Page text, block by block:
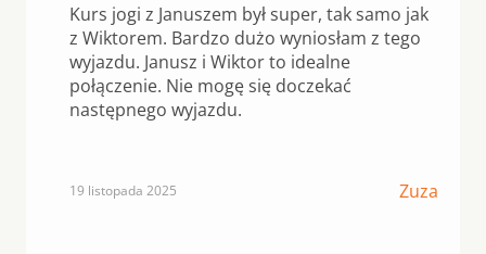
Kurs jogi z Januszem był super, tak samo jak
z Wiktorem. Bardzo dużo wyniosłam z tego
wyjazdu. Janusz i Wiktor to idealne
połączenie. Nie mogę się doczekać
następnego wyjazdu.
19 listopada 2025 Zuza